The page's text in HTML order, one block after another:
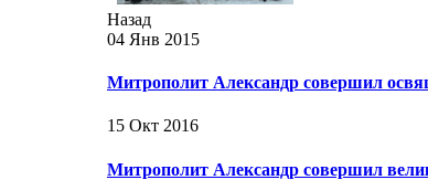
Назад
04 Янв 2015
Митрополит Александр совершил
15 Окт 2016
Митрополит Александр совершил